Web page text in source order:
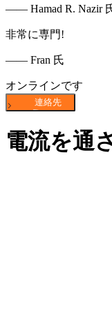
—— Hamad R. Nazir
非常に専門!
—— Fran 氏
オンラインです
電流を通